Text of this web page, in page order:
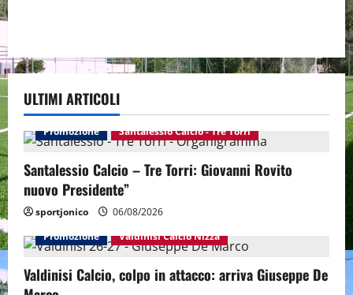
ULTIMI ARTICOLI
Promozione Santalessio Calcio - Tre Torri
Santalessio Calcio – Tre Torri: Giovanni Rovito
nuovo Presidente”
sportjonico
06/08/2026
Promozione
Valdinisi Calcio Nizza
Valdinisi Calcio, colpo in attacco: arriva Giuseppe De